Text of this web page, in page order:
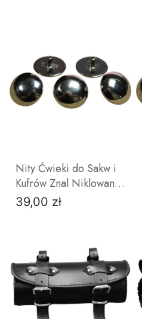
DO KOSZYKA
Nity Ćwieki do Sakw i
Kufrów Znal Niklowane
17 mm Zestaw 30 sztuk
Cena
39,00 zł